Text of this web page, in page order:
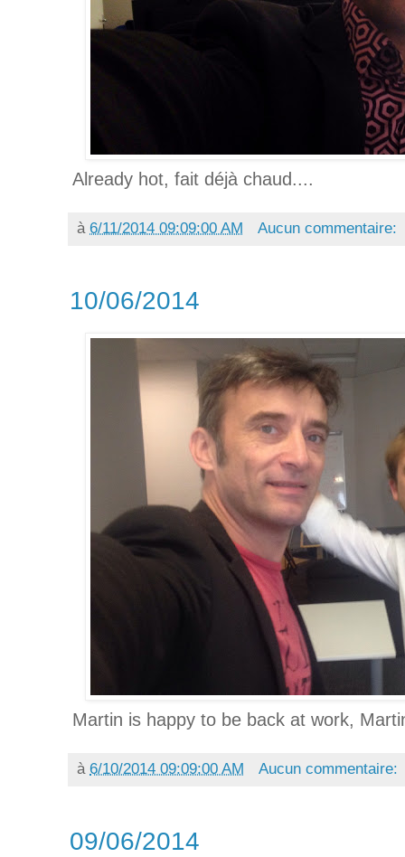
Already hot, fait déjà chaud....
à 6/11/2014 09:09:00 AM Aucun commentaire:
10/06/2014
Martin is happy to be back at work,
à 6/10/2014 09:09:00 AM Aucun commentaire:
09/06/2014